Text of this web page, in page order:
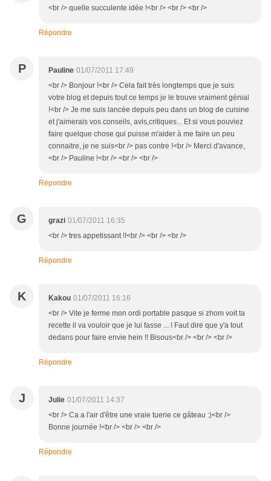
<br /> quelle succulente idée !<br /> <br /> <br />
Répondre
P Pauline 01/07/2011 17:49
<br /> Bonjour !<br /> Cela fait très longtemps que je suis
votre blog et depuis tout ce temps je le trouve vraiment génial
!<br /> Je me suis lancée depuis peu dans un blog de cuisine
et j'aimerais vos conseils, avis,critiques... Et si vous pouviez
faire quelque chose qui puisse m'aider à me faire un peu
connaitre, je ne suis<br /> pas contre !<br /> Merci d'avance,
<br /> Pauline !<br /> <br /> <br />
Répondre
G grazi 01/07/2011 16:35
<br /> tres appetissant !!<br /> <br /> <br />
Répondre
K Kakou 01/07/2011 16:16
<br /> Vite je ferme mon ordi portable pasque si zhom voit ta
recette il va vouloir que je lui fasse ... ! Faut dire que y'a tout
dedans pour faire envie hein !! Bisous<br /> <br /> <br />
Répondre
J Julie 01/07/2011 14:37
<br /> Ca a l'air d'être une vraie tuerie ce gâteau :)<br />
Bonne journée !<br /> <br /> <br />
Répondre